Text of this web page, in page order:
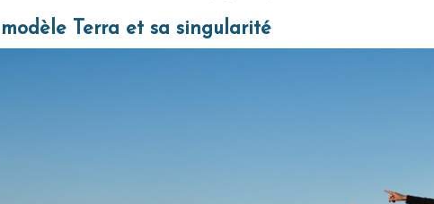
Terra et sa singularité